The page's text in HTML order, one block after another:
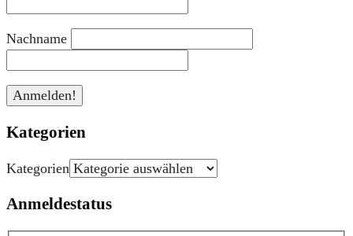
Nachname
Kategorien
Kategorien
Anmeldestatus